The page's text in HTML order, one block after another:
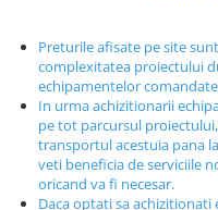
Trasee Ninja
Echipamente fitness
Mese de jocuri
MOBILIER URBAN
Garduri/Imprejmuiri
Cosuri de gunoi
Preturile afisate pe site
complexitatea proiectului
echipamentelor
In urma achizitionarii
pe tot parcursul
transportul acestuia pana
veti beneficia de serviciile
oricand va fi necesar.
Daca optati sa